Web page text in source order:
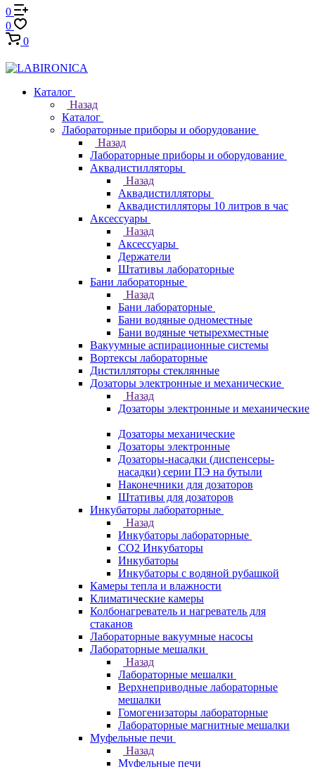
0
0
0
Каталог
Назад
Каталог
Лабораторные приборы и оборудование
Назад
Лабораторные приборы и оборудование
Аквадистилляторы
Назад
Аквадистилляторы
Аквадистилляторы 10 литров в час
Аксессуары
Назад
Аксессуары
Держатели
Штативы лабораторные
Бани лабораторные
Назад
Бани лабораторные
Бани водяные одноместные
Бани водяные четырехместные
Вакуумные аспирационные системы
Вортексы лабораторные
Дистилляторы стеклянные
Дозаторы электронные и механические
Назад
Дозаторы электронные и механические
Дозаторы механические
Дозаторы электронные
Дозаторы-насадки (диспенсеры-
насадки) серии ПЭ на бутыли
Наконечники для дозаторов
Штативы для дозаторов
Инкубаторы лабораторные
Назад
Инкубаторы лабораторные
CO2 Инкубаторы
Инкубаторы
Инкубаторы с водяной рубашкой
Камеры тепла и влажности
Климатические камеры
Колбонагреватель и нагреватель для
стаканов
Лабораторные вакуумные насосы
Лабораторные мешалки
Назад
Лабораторные мешалки
Верхнеприводные лабораторные
мешалки
Гомогенизаторы лабораторные
Лабораторные магнитные мешалки
Муфельные печи
Назад
Муфельные печи